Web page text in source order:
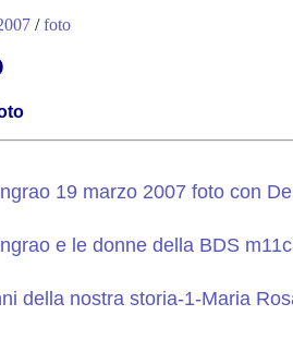
/foto
19 marzo 2007 foto con
e le donne della BDS
della nostra storia-1-Maria